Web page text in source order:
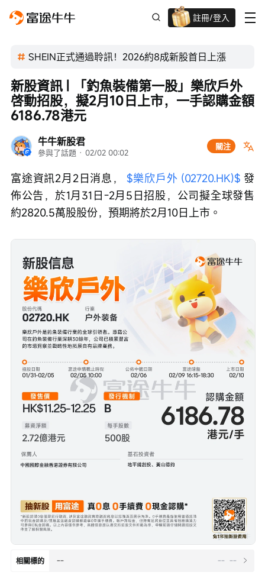
註冊/登入
迎新驚喜賞 股票/BTC等任你揀!
SHEIN正式通過聆訊！2026約8成新股首日上漲
牛牛新股君
參與了話題 · 02/02 00:02
關注
新股資訊 | 「釣魚裝備第一股」樂欣戶外
啓動招股，擬2月10日上市，一手認購金額
6186.78港元
富途資訊2月2日消息， $樂欣戶外 (02720.HK)$ 發
佈公告，於1月31日-2月5日招股，公司擬全球發售
約2820.5萬股股份，預期將於2月10日上市。
相關標的 -- -- --